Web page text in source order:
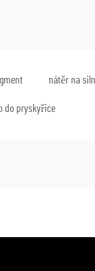
nátěr na
do pryskyřice